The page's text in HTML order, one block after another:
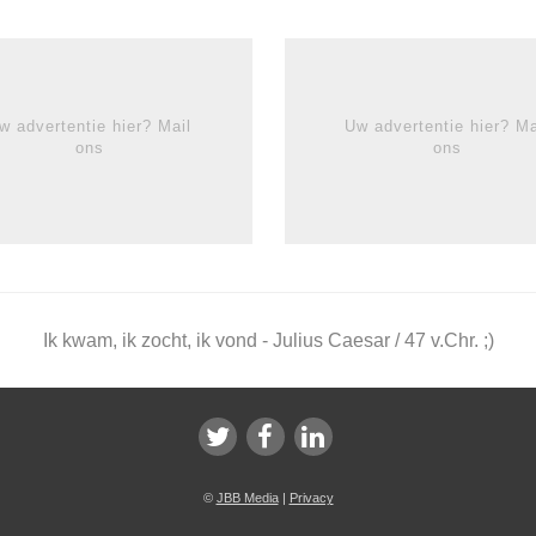
advertentie hier? Mail
ons
Uw advertentie hier?
ons
Ik kwam, ik zocht, ik vond - Julius Caesar / 47 v.Chr. ;)
© JBB Media| Privacy